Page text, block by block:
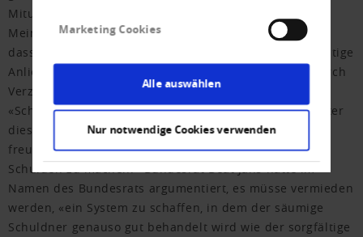
Marketing Cookies
Alle auswählen
Nur notwendige Cookies verwenden
Mitunterzeichner, Mitte-Nationalrat Philipp Bregy, den
Meinungsumschwung. Die Beratungen hätten gezeigt,
dass es nicht mehr um das seinerzeit durchaus berechtige
Anliegen, einer hohen Belastung der Unternehmen durch
Verzugszinsen entgegenzuwirken, gehe, sondern um
«Schuldnerschutz». Damit sei klar geworden, dass «unter
diesen Umständen die Vorlage alles andere als KMU-
freundlich ist und das falsche Signal senden könnte,
Schulden zu machen.» Bundesrat Beat Jans hatte im
Namen des Bundesrats argumentiert, es müsse vermieden
werden, «ein System zu schaffen, in dem der säumige
Schuldner genauso gut behandelt wird wie der sorgfältige